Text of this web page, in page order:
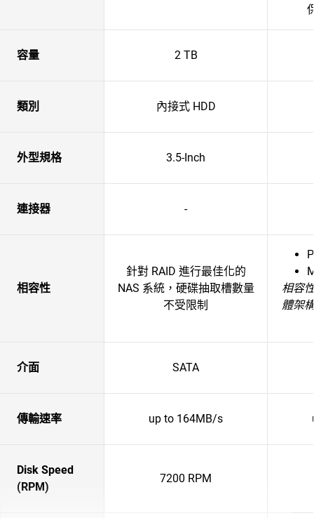
容量 2 TB
類別 內接式 HDD
外型規格 3.5-Inch
連接器 -
相容性
針對 RAID 進行最佳化的
NAS 系統，硬碟抽取槽數量
不受限制
相容
體架
介面 SATA
傳輸速率 up to 164MB/s
Disk Speed
(RPM)
7200 RPM